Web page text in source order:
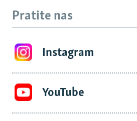
Pratite nas
Instagram
YouTube